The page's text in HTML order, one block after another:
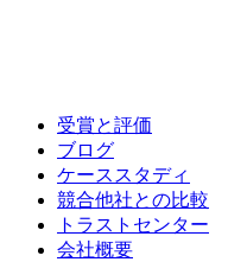
受賞と評価
ブログ
ケーススタディ
競合他社との比較
トラストセンター
会社概要